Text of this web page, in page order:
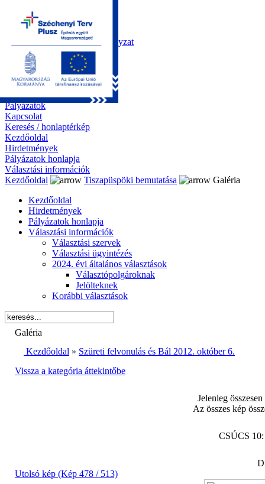
Kezdőoldal
Önkormányzat
Polgármesteri Hivatal
Roma Nemzetiségi Önkormányzat
Elektronikus ügyintézés
Közérdekű információk
Tiszapüspöki bemutatása
Galéria
Díjazottaink
Pályázatok
Kapcsolat
Keresés / honlaptérkép
Kezdőoldal
Hirdetmények
Pályázatok honlapja
Választási információk
Kezdőoldal
Tiszapüspöki bemutatása
Galéria
Kezdőoldal
Hirdetmények
Pályázatok honlapja
Választási információk
Választási szervek
Választási ügyintézés
2024. évi általános választások
Választópolgároknak
Jelölteknek
Korábbi választások
Galéria
Kezdőoldal » Szüreti felvonulás és Bál 2012. október 6.
Vissza a kategória áttekintőbe
Jelenleg
Az összes kép
CSÚCS
Utolsó kép (Kép 478 / 513)